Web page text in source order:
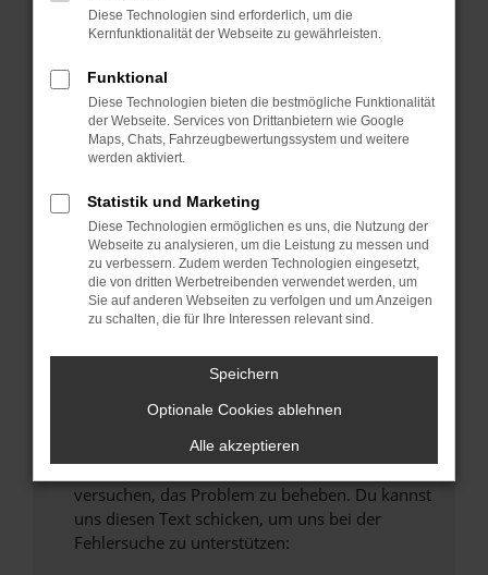
Prüfe deine Browsererweiterungen.
Manche Erweiterungen, wie Werbeblocker,
verhindern. Funktioniert die Seite in einem
anderen Browser oder in einem privaten
Fenster?
Starte dein Gerät neu.
Probleme zu beheben.
Stelle sicher, dass dein Browser und dein
Betriebssystem auf dem neuesten Stand
sind.
Veraltete Software birgt nicht nur ein
führen, dass bestimmte Funktionen nicht mehr
Wende dich an den Webseitenbetreiber.
Wenn du alle oben genannten Schritte versucht
hast, kontaktiere uns bitte. Wir werden
versuchen, das Problem zu beheben. Du kannst
uns diesen Text schicken, um uns bei der
Fehlersuche zu unterstützen:
Diese Technologien sind erforderlich, um die
Kernfunktionalität der Webseite zu gewährleisten.
Funktional
Diese Technologien bieten die bestmögliche Funktionalität
der Webseite. Services von Drittanbietern wie Google
Maps, Chats, Fahrzeugbewertungssystem und weitere
werden aktiviert.
Statistik und Marketing
Diese Technologien ermöglichen es uns, die Nutzung der
Webseite zu analysieren, um die Leistung zu messen und
zu verbessern. Zudem werden Technologien eingesetzt,
die von dritten Werbetreibenden verwendet werden, um
Sie auf anderen Webseiten zu verfolgen und um Anzeigen
zu schalten, die für Ihre Interessen relevant sind.
Speichern
Optionale Cookies ablehnen
Alle akzeptieren